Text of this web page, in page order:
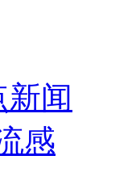
新闻
感